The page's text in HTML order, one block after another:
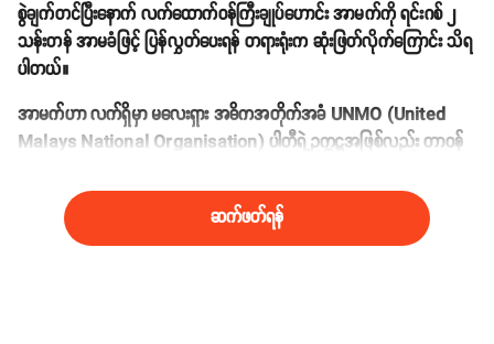
စွဲချက်တင်ပြီးနောက် လက်ထောက်ဝန်ကြီးချုပ်ဟောင်း အာမက်ကို ရင်းဂစ် ၂
သန်းတန် အာမခံဖြင့် ပြန်လွှတ်ပေးရန် တရားရုံးက ဆုံးဖြတ်လိုက်ကြောင်း သိရ
ပါတယ်။
အာမက်ဟာ လက်ရှိမှာ မလေးရှား အဓိကအတိုက်အခံ UNMO (United
Malays National Organisation) ပါတီရဲ့ဥက္ကဋ္ဌအဖြစ်လည်း တာဝန်
ဆက်ဖတ်ရန်